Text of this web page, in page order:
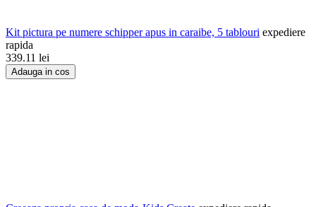
Kit pictura pe numere schipper apus in caraibe, 5 tablouri expediere
rapida
339.11 lei
Adauga in cos